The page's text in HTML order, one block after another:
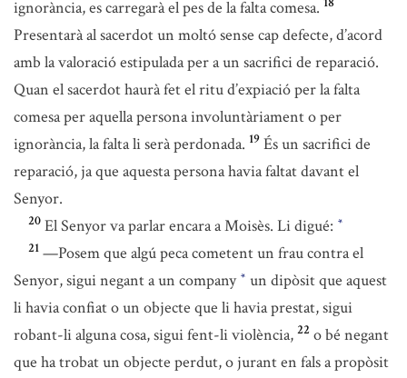
ignorància, es carregarà el pes de la falta comesa.
Presentarà al sacerdot un moltó sense cap defecte, d’acord
amb la valoració estipulada per a un sacrifici de reparació.
Quan el sacerdot haurà fet el ritu d’expiació per la falta
comesa per aquella persona involuntàriament o per
ignorància, la falta li serà perdonada. 19 És un sacrifici de
reparació, ja que aquesta persona havia faltat davant el
Senyor.
20 El Senyor va parlar encara a Moisès. Li digué: *
21 —Posem que algú peca cometent un frau contra el
Senyor, sigui negant a un company * un dipòsit que aquest
li havia confiat o un objecte que li havia prestat, sigui
robant-li alguna cosa, sigui fent-li violència, 22 o bé negant
que ha trobat un objecte perdut, o jurant en fals a propòsit